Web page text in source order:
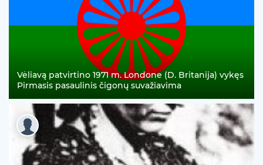
Vėliavą patvirtino 1971 m. Londone (D. Britanija) vykęs
Pirmasis pasaulinis čigonų suvažiavima